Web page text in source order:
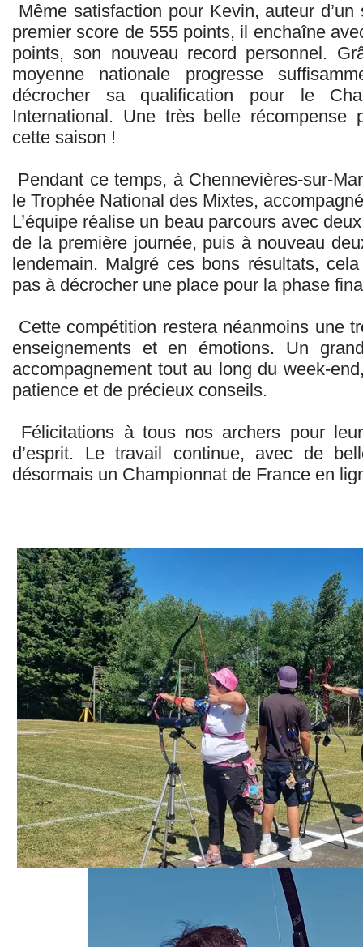
Même satisfaction pour Kevin, auteur
premier score de 555 points, il enchaîne
points, son nouveau record personnel.
moyenne nationale progresse
décrocher sa qualification pour le
International. Une très belle
cette saison !
Pendant ce temps, à Chennevières-sur-
le Trophée National des Mixtes,
L’équipe réalise un beau parcours avec
de la première journée, puis à nouveau
lendemain. Malgré ces bons résultats,
pas à décrocher une place pour la phase
Cette compétition restera néanmoins une
enseignements et en émotions. Un
accompagnement tout au long du week-
patience et de précieux conseils.
Félicitations à tous nos archers pour
d’esprit. Le travail continue, avec de
désormais un Championnat de France en